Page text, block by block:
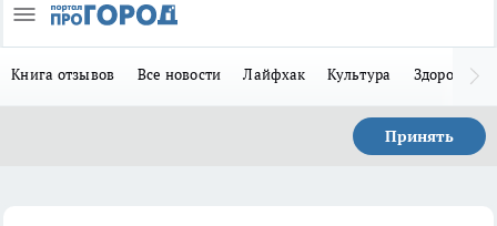
Книга отзывов Все новости Лайфхак Культура Здоровье
Принять